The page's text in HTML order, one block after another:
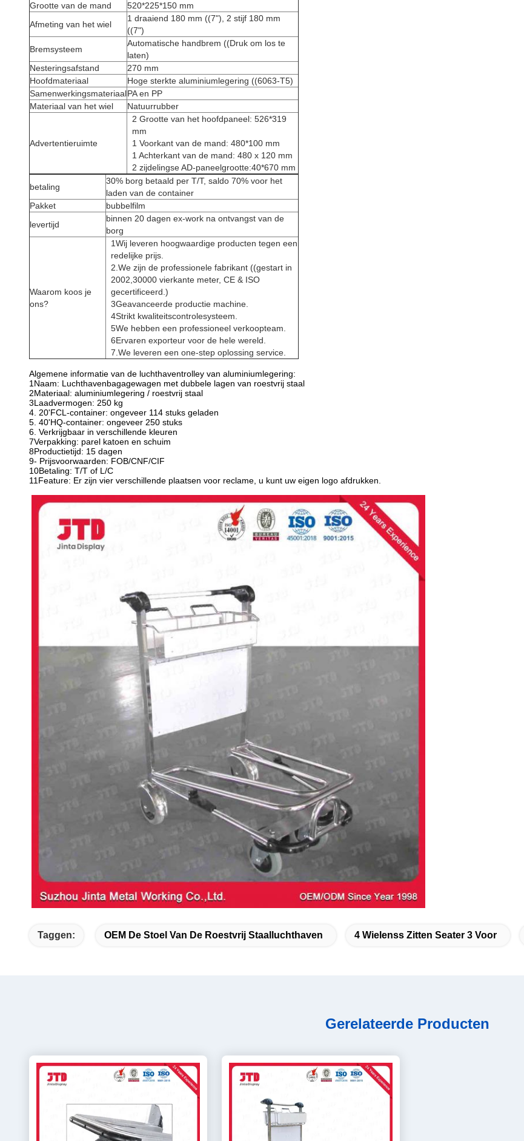
Grootte van de mand
520*225*150 mm
Afmeting van het wiel
1 draaiend 180 mm ((7"), 2 stijf 180 mm
((7")
Bremsysteem
Automatische handbrem ((Druk om los te
laten)
Nesteringsafstand
270 mm
Hoofdmateriaal
Hoge sterkte aluminiumlegering ((6063-T5)
SamenwerkingsmateriaalPA en PP
Materiaal van het wiel
Natuurrubber
Advertentieruimte
2 Grootte van het hoofdpaneel: 526*319
mm
1 Voorkant van de mand: 480*100 mm
1 Achterkant van de mand: 480 x 120 mm
2 zijdelingse AD-paneelgrootte:40*670 mm
betaling
30% borg betaald per T/T, saldo 70% voor het
laden van de container
Pakket
bubbelfilm
levertijd
binnen 20 dagen ex-work na ontvangst van de
borg
Waarom koos je
ons?
1Wij leveren hoogwaardige producten tegen een
redelijke prijs.
2.We zijn de professionele fabrikant ((gestart in
2002,30000 vierkante meter, CE & ISO
gecertificeerd.)
3Geavanceerde productie machine.
4Strikt kwaliteitscontrolesysteem.
5We hebben een professioneel verkoopteam.
6Ervaren exporteur voor de hele wereld.
7.We leveren een one-step oplossing service.
Algemene informatie van de luchthaventrolley van aluminiumlegering:
1Naam: Luchthavenbagagewagen met dubbele lagen van roestvrij staal
2Materiaal: aluminiumlegering / roestvrij staal
3Laadvermogen: 250 kg
4. 20'FCL-container: ongeveer 114 stuks geladen
5. 40'HQ-container: ongeveer 250 stuks
6. Verkrijgbaar in verschillende kleuren
7Verpakking: parel katoen en schuim
8Productietijd: 15 dagen
9- Prijsvoorwaarden: FOB/CNF/CIF
10Betaling: T/T of L/C
11Feature: Er zijn vier verschillende plaatsen voor reclame, u kunt uw eigen logo afdrukken.
Taggen: OEM De Stoel Van De Roestvrij Staalluchthaven 4 Wielenss Zitten Seater 3 Voor
Gerelateerde Producten